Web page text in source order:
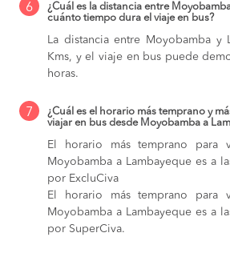
6
¿Cuál es la distancia entre
cuánto tiempo dura el viaje en bus?
La distancia entre Moyobamba y
Kms, y el viaje en bus puede
horas.
7
¿Cuál es el horario más temprano y
viajar en bus desde Moyobamba a
El horario más temprano para
Moyobamba a Lambayeque es a
por ExcluCiva
El horario más temprano para
Moyobamba a Lambayeque es a
por SuperCiva.